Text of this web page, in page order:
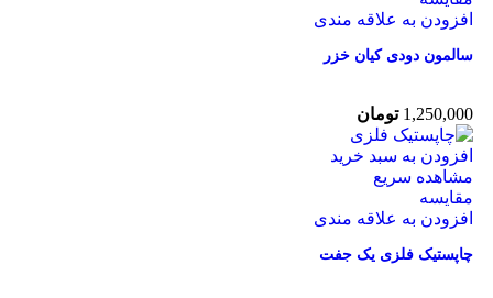
افزودن به علاقه مندی
سالمون دودی کیان خزر
1,250,000 تومان
افزودن به سبد خرید
مشاهده سریع
مقایسه
افزودن به علاقه مندی
چاپستیک فلزی یک جفت